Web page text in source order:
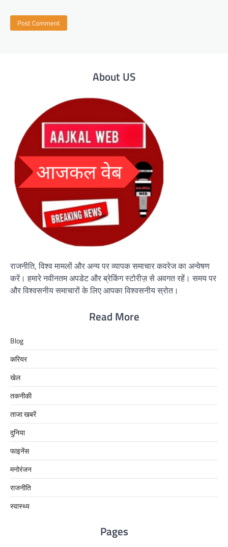
About US
राजनीति, विश्व मामलों और अन्य पर व्यापक समाचार कवरेज का अन्वेषण
करें। हमारे नवीनतम अपडेट और ब्रेकिंग स्टोरीज़ से अवगत रहें। समय पर
और विश्वसनीय समाचारों के लिए आपका विश्वसनीय स्रोत।
Read More
Blog
करियर
खेल
तकनीकी
ताजा खबरें
दुनिया
फाइनेंस
मनोरंजन
राजनीति
स्वास्थ्य
Pages